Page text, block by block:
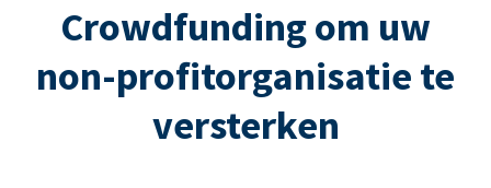
Crowdfunding om uw
non-profitorganisatie te
versterken